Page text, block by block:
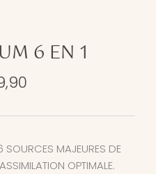
6 EN 1
SOURCES MAJEURES DE
OPTIMALE.